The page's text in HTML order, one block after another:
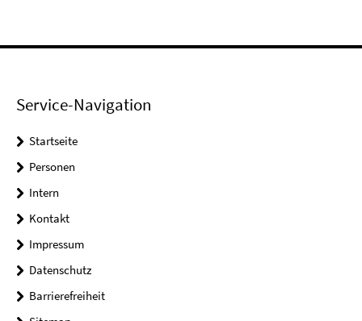
Service-Navigation
Startseite
Personen
Intern
Kontakt
Impressum
Datenschutz
Barrierefreiheit